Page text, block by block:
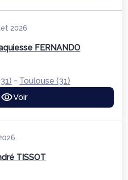
2026
FERNANDO
- Toulouse (31)
Voir
TISSOT